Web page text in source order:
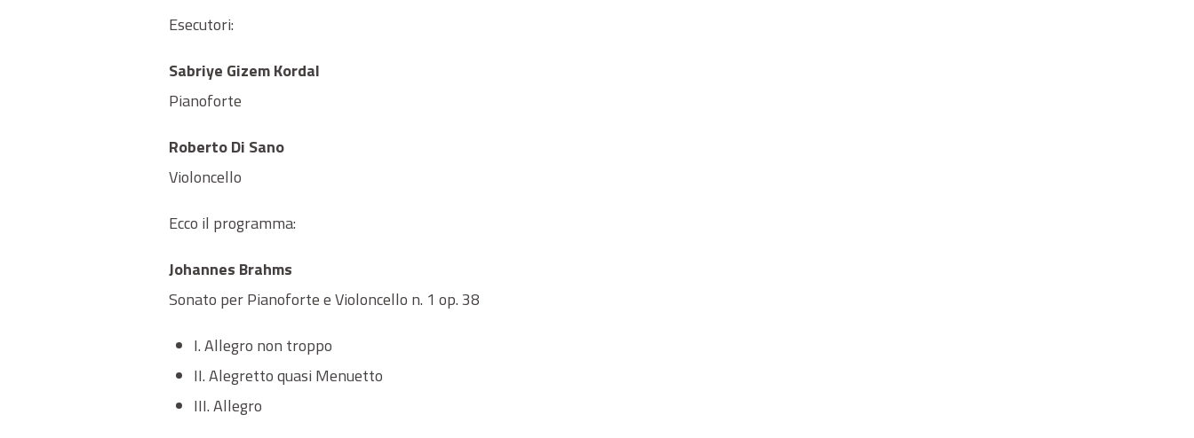
Esecutori:
Sabriye Gizem Kordal
Pianoforte
Roberto Di Sano
Violoncello
Ecco il programma:
Johannes Brahms
Sonato per Pianoforte e Violoncello n. 1 op. 38
I. Allegro non troppo
II. Alegretto quasi Menuetto
III. Allegro